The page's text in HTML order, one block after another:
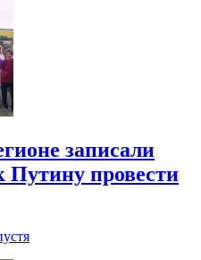
записали
Путину провести